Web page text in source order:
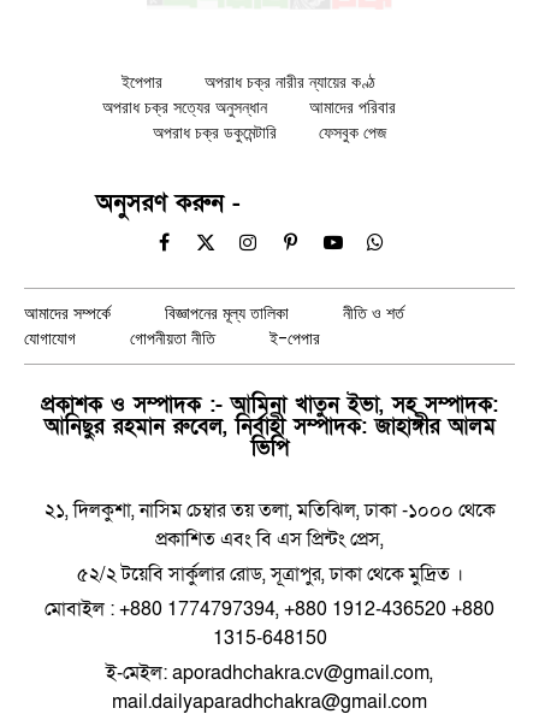
ইপেপার
অপরাধ চক্র নারীর ন্যায়ের কণ্ঠ
অপরাধ চক্র সত্যের অনুসন্ধান
আমাদের পরিবার
অপরাধ চক্র ডকুমেন্টারি
ফেসবুক পেজ
অনুসরণ করুন -
Facebook
X
InstagramPinterestYouTubeWhatsApp
আমাদের সম্পর্কে বিজ্ঞাপনের মূল্য তালিকা
নীতি ও শর্ত
যোগাযোগ
গোপনীয়তা নীতি ই-পেপার
প্রকাশক ও সম্পাদক :- আমিনা খাতুন ইভা, সহ সম্পাদক:
আনিছুর রহমান রুবেল, নির্বাহী সম্পাদক: জাহাঙ্গীর আলম
ভিপি
২১, দিলকুশা, নাসিম চেম্বার তয় তলা, মতিঝিল, ঢাকা -১০০০ থেকে
প্রকাশিত এবং বি এস প্রিন্টং প্রেস,
৫২/২ টয়েবি সার্কুলার রোড, সূত্রাপুর, ঢাকা থেকে মুদ্রিত ।
মোবাইল : +880 1774797394, +880 1912-436520 +880
1315-648150
ই-মেইল: aporadhchakra.cv@gmail.com,
mail.dailyaparadhchakra@gmail.com